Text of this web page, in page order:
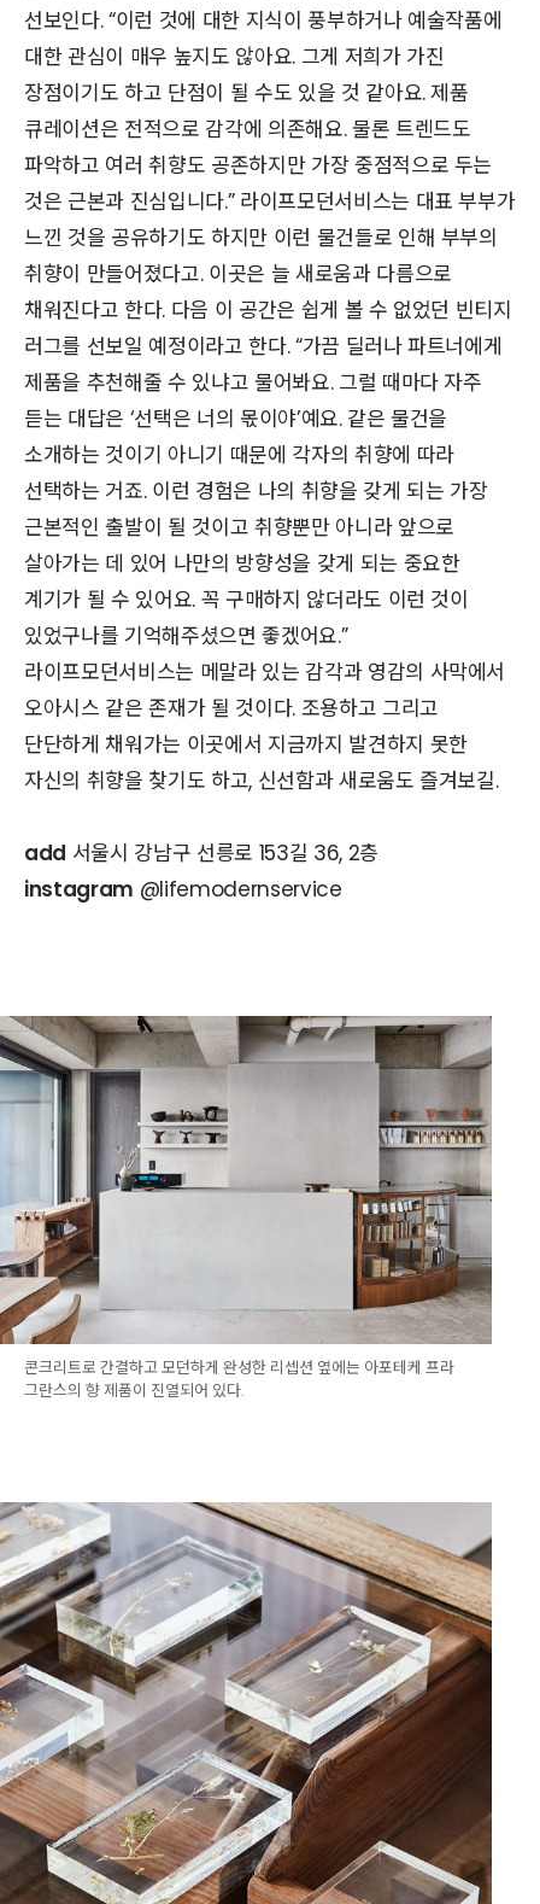
선보인다. “이런 것에 대한 지식이 풍부하거나 예술작품에
대한 관심이 매우 높지도 않아요. 그게 저희가 가진
장점이기도 하고 단점이 될 수도 있을 것 같아요. 제품
큐레이션은 전적으로 감각에 의존해요. 물론 트렌드도
파악하고 여러 취향도 공존하지만 가장 중점적으로 두는
것은 근본과 진심입니다.” 라이프모던서비스는 대표 부부가
느낀 것을 공유하기도 하지만 이런 물건들로 인해 부부의
취향이 만들어졌다고. 이곳은 늘 새로움과 다름으로
채워진다고 한다. 다음 이 공간은 쉽게 볼 수 없었던 빈티지
러그를 선보일 예정이라고 한다. “가끔 딜러나 파트너에게
제품을 추천해줄 수 있냐고 물어봐요. 그럴 때마다 자주
듣는 대답은 ‘선택은 너의 몫이야’예요. 같은 물건을
소개하는 것이기 아니기 때문에 각자의 취향에 따라
선택하는 거죠. 이런 경험은 나의 취향을 갖게 되는 가장
근본적인 출발이 될 것이고 취향뿐만 아니라 앞으로
살아가는 데 있어 나만의 방향성을 갖게 되는 중요한
계기가 될 수 있어요. 꼭 구매하지 않더라도 이런 것이
있었구나를 기억해주셨으면 좋겠어요.”
라이프모던서비스는 메말라 있는 감각과 영감의 사막에서
오아시스 같은 존재가 될 것이다. 조용하고 그리고
단단하게 채워가는 이곳에서 지금까지 발견하지 못한
자신의 취향을 찾기도 하고, 신선함과 새로움도 즐겨보길.
add 서울시 강남구 선릉로 153길 36, 2층
instagram @lifemodernservice
콘크리트로 간결하고 모던하게 완성한 리셉션 옆에는 아포테케 프라
그란스의 향 제품이 진열되어 있다.